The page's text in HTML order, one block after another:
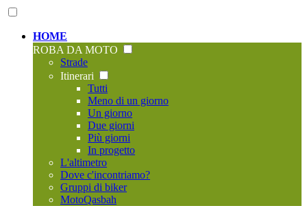
HOME
ROBA DA MOTO
Strade
Itinerari
Tutti
Meno di un giorno
Un giorno
Due giorni
Più giorni
In progetto
L'altimetro
Dove c'incontriamo?
Gruppi di biker
MotoQasbah